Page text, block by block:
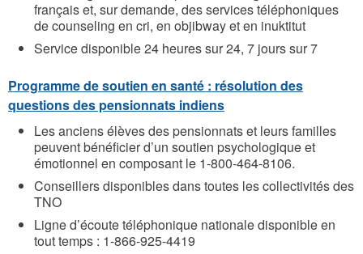
français et, sur demande, des services téléphoniques
de counseling en cri, en objibway et en inuktitut
Service disponible 24 heures sur 24, 7 jours sur 7
Programme de soutien en santé : résolution des
questions des pensionnats indiens
Les anciens élèves des pensionnats et leurs familles
peuvent bénéficier d’un soutien psychologique et
émotionnel en composant le 1-800-464-8106.
Conseillers disponibles dans toutes les collectivités des
TNO
Ligne d’écoute téléphonique nationale disponible en
tout temps : 1-866-925-4419